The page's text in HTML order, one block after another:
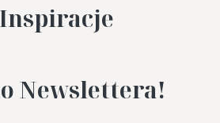
Newslettera!